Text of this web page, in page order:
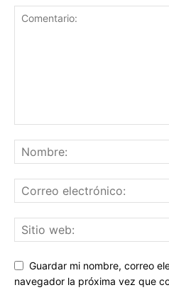
Guardar mi nombre, correo
navegador la próxima vez que